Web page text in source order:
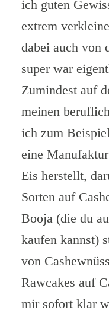
ich guten
extrem
dabei auch von
super war
Zumindest auf
meinen
ich zum Beispiel
eine
Eis herstellt,
Sorten auf
Booja (die du
kaufen kannst)
von
Rawcakes auf
mir sofort klar